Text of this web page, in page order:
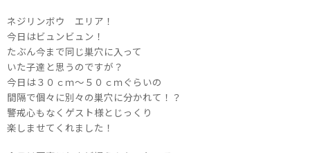
ネジリンボウ エリア！
今日はビュンビュン！
たぶん今まで同じ巣穴に入って
いた子達と思うのですが？
今日は３０ｃｍ～５０ｃｍぐらいの
間隔で個々に別々の巣穴に分かれて！？
警戒心もなくゲスト様とじっくり
楽しませてくれました！